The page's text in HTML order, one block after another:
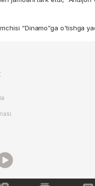
“Dinamo”ga o'tishga